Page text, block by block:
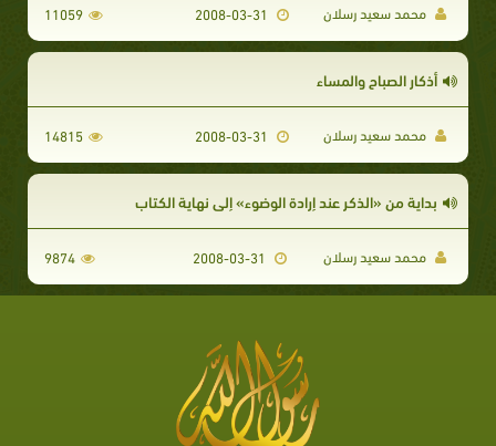
محمد سعيد رسلان 11059
أذكار الصباح والمساء
محمد سعيد رسلان 14815
بداية من «الذكر عند إرادة الوضوء» إلى نهاية الكتاب
محمد سعيد رسلان 9874